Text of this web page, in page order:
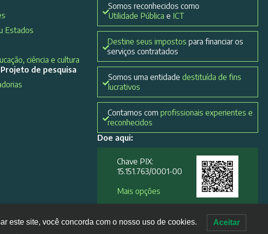
Estados
ciência e cultura
de pesquisa
Somos reconhecidos como
Utilidade Pública e ICT
Destine seus impostos para financiar os
serviços contratados
Somos uma entidadedestituída de fins
lucrativos
Contamos com profissionais experientes e
reconhecidos
Doe aqui:
Chave PIX:
15.151.763/0001-00​
Mais opções
este site, você concorda com o nosso uso de cookies. Aceitar